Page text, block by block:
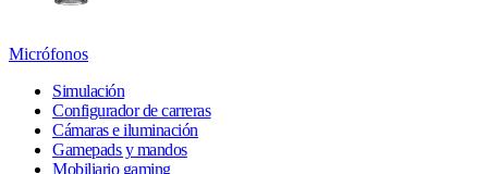
Micrófonos
Simulación
Configurador de carreras
Cámaras e iluminación
Gamepads y mandos
Mobiliario gaming